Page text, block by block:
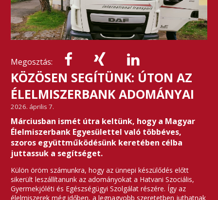
Megosztás:
KÖZÖSEN SEGÍTÜNK: ÚTON AZ
ÉLELMISZERBANK ADOMÁNYAI
2026. április 7.
Márciusban ismét útra keltünk, hogy a Magyar
Élelmiszerbank Egyesülettel való többéves,
szoros együttműködésünk keretében célba
juttassuk a segítséget.
Külön öröm számunkra, hogy az ünnepi készülődés előtt
sikerült leszállítanunk az adományokat a Hatvani Szociális,
Gyermekjóléti és Egészségügyi Szolgálat részére. Így az
élelmiszerek még időben, a legnagyobb szeretetben juthatnak